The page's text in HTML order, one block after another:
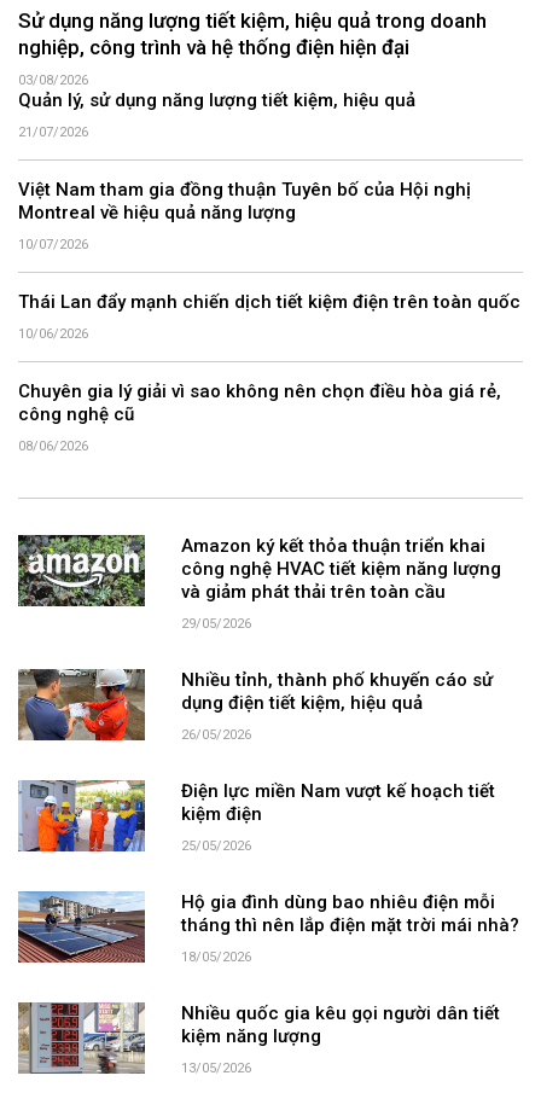
Sử dụng năng lượng tiết kiệm, hiệu quả trong doanh
nghiệp, công trình và hệ thống điện hiện đại
03/08/2026
Quản lý, sử dụng năng lượng tiết kiệm, hiệu quả
21/07/2026
Việt Nam tham gia đồng thuận Tuyên bố của Hội nghị
Montreal về hiệu quả năng lượng
10/07/2026
Thái Lan đẩy mạnh chiến dịch tiết kiệm điện trên toàn quốc
10/06/2026
Chuyên gia lý giải vì sao không nên chọn điều hòa giá rẻ,
công nghệ cũ
08/06/2026
Amazon ký kết thỏa thuận triển khai
công nghệ HVAC tiết kiệm năng lượng
và giảm phát thải trên toàn cầu
29/05/2026
Nhiều tỉnh, thành phố khuyến cáo sử
dụng điện tiết kiệm, hiệu quả
26/05/2026
Điện lực miền Nam vượt kế hoạch tiết
kiệm điện
25/05/2026
Hộ gia đình dùng bao nhiêu điện mỗi
tháng thì nên lắp điện mặt trời mái nhà?
18/05/2026
Nhiều quốc gia kêu gọi người dân tiết
kiệm năng lượng
13/05/2026